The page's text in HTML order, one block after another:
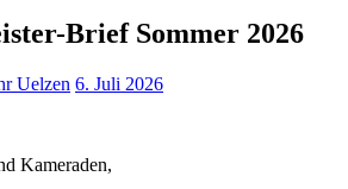
Brief Sommer 2026
Uelzen 6. Juli 2026
Kameraden,